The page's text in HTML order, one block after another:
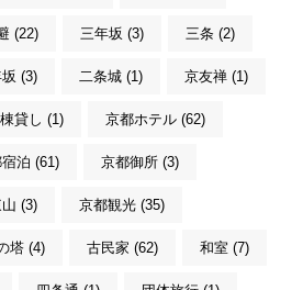
(22) 三年坂 (3) 三条 (2)
(3) 二条城 (1) 京友禅 (1)
貸し (1) 京都ホテル (62)
泊 (61) 京都御所 (3)
(3) 京都観光 (35)
塔 (4) 古民家 (62) 和室 (7)